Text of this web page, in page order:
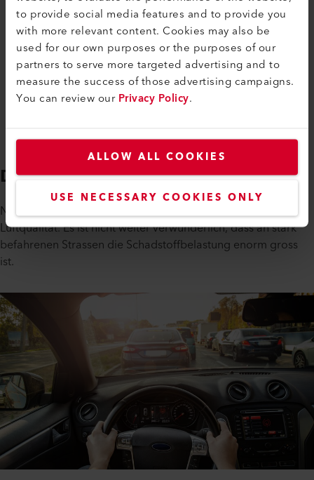
to provide social media features and to provide you
with more relevant content. Cookies may also be
used for our own purposes or the purposes of our
partners to serve more targeted advertising and to
measure the success of those advertising campaigns.
You can review ourPrivacy Policy.
ALLOW ALL COOKIES
USE NECESSARY COOKIES ONLY
eine solche Regelung braucht es präzise Messtechnik
und da hat sich die nicht-dispersive Infrarot-
Spektroskopie für CO₂ hervorragend bewährt. Die
Infrarotquellen von Axetris haben bei der für CO₂
relevanten Wellenlänge von 4.26 µm eine besonders
hohe Emissivität, weshalb sie sich für diesen Einsatz
Dicke Luft im Auto
Noch kritischer steht es im Strassenverkehr um die
Luftqualität. Es ist nicht weiter verwunderlich, dass an stark
befahrenen Strassen die Schadstoffbelastung enorm gross
ist.